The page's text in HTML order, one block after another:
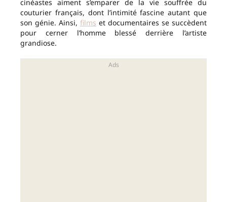
cinéastes aiment s’emparer de la vie souffrée du
couturier français, dont l’intimité fascine autant que
son génie. Ainsi, films et documentaires se succèdent
pour cerner l’homme blessé derrière l’artiste
grandiose.